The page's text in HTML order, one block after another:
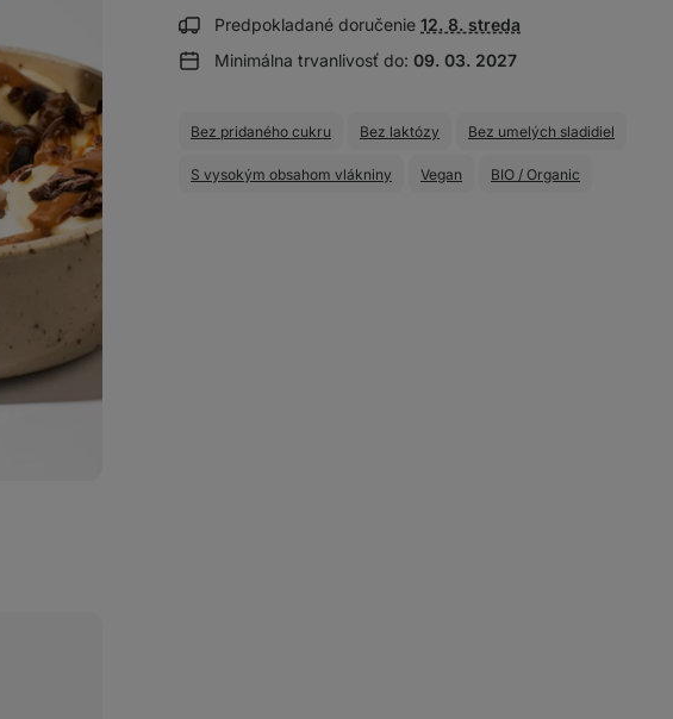
Predpokladané doručenie Zobraziť
o doručení:
12. 8. streda
Minimálna trvanlivosť do: 09. 03. 2027
Bez pridaného cukru Bez laktózy Bez umelých sladidiel
S vysokým obsahom vlákniny Vegan BIO / Organic